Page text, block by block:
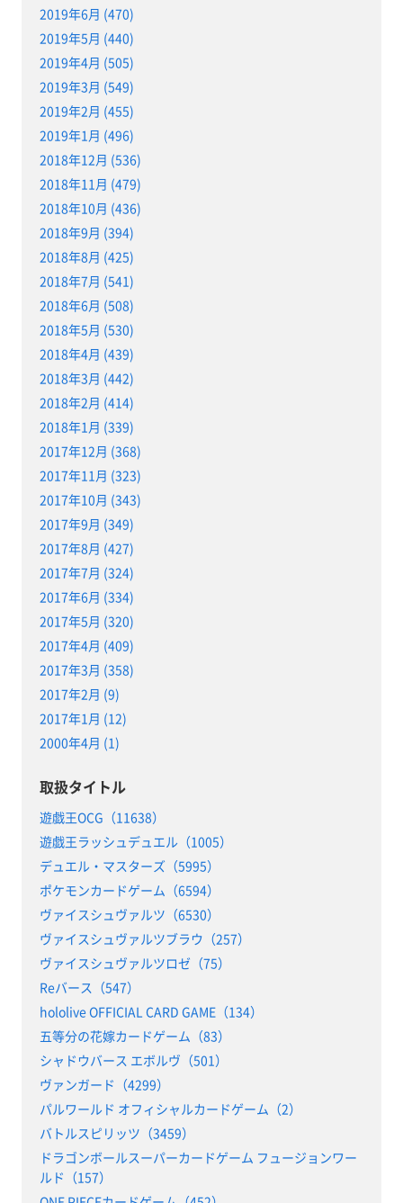
2019年6月 (470)
2019年5月 (440)
2019年4月 (505)
2019年3月 (549)
2019年2月 (455)
2019年1月 (496)
2018年12月 (536)
2018年11月 (479)
2018年10月 (436)
2018年9月 (394)
2018年8月 (425)
2018年7月 (541)
2018年6月 (508)
2018年5月 (530)
2018年4月 (439)
2018年3月 (442)
2018年2月 (414)
2018年1月 (339)
2017年12月 (368)
2017年11月 (323)
2017年10月 (343)
2017年9月 (349)
2017年8月 (427)
2017年7月 (324)
2017年6月 (334)
2017年5月 (320)
2017年4月 (409)
2017年3月 (358)
2017年2月 (9)
2017年1月 (12)
2000年4月 (1)
取扱タイトル
遊戯王OCG（11638）
遊戯王ラッシュデュエル（1005）
デュエル・マスターズ（5995）
ポケモンカードゲーム（6594）
ヴァイスシュヴァルツ（6530）
ヴァイスシュヴァルツブラウ（257）
ヴァイスシュヴァルツロゼ（75）
Reバース（547）
hololive OFFICIAL CARD GAME（134）
五等分の花嫁カードゲーム（83）
シャドウバース エボルヴ（501）
ヴァンガード（4299）
パルワールド オフィシャルカードゲーム（2）
バトルスピリッツ（3459）
ドラゴンボールスーパーカードゲーム フュージョンワー
ルド（157）